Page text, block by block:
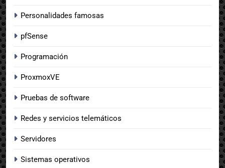
Personalidades famosas
pfSense
Programación
ProxmoxVE
Pruebas de software
Redes y servicios telemáticos
Servidores
Sistemas operativos